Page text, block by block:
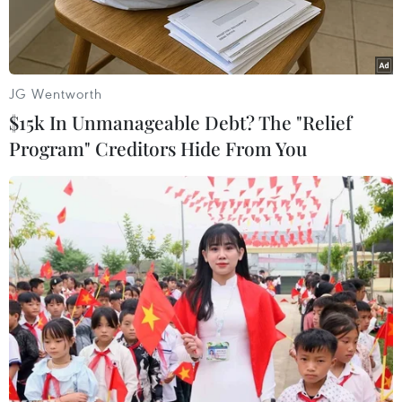
Giáo hoàng Francis (trái) và Tổng thống đắc cử Mỹ Donald
Trump. (Nguồn: ABC News)
Giáo hoàng Francis đã từ chối việc đưa ra phán
xét mang tính cá nhân đối với Tổng thống đắc
cử Mỹ Donald Trump trong cuộc trả lời phỏng
vấn báo La Repubblica của Italy ngày 11/11,
đồng thời nói rằng ông chỉ quan tâm đến sự tác
động do những lựa chọn của các chính trị gia
gây ra đối với người nghèo.
JG Wentworth
$15k In Unmanageable Debt? The "Relief
Program" Creditors Hide From You